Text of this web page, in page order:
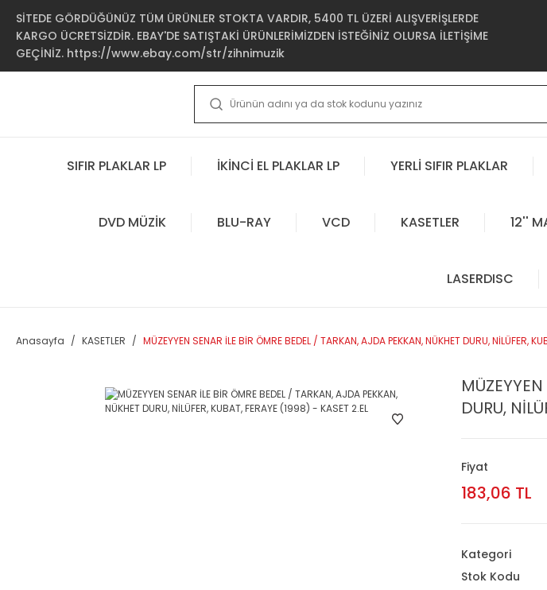
SİTEDE GÖRDÜĞÜNÜZ TÜM ÜRÜNLER STOKTA VARDIR, 5400 TL ÜZERİ ALIŞVERİŞLERDE
KARGO ÜCRETSİZDİR. EBAY'DE SATIŞTAKİ ÜRÜNLERİMİZDEN İSTEĞİNİZ OLURSA İLETİŞİME
GEÇİNİZ. https://www.ebay.com/str/zihnimuzik
SIFIR PLAKLAR LP İKİNCİ EL PLAKLAR LP YERLİ SIFIR PLAKLAR
DVD MÜZİK BLU-RAY VCD KASETLER 12''
LASERDISC
Anasayfa KASETLER MÜZEYYEN SENAR İLE BİR ÖMRE BEDEL / TARKAN, AJDA PEKKAN, NÜKHET DURU, NİLÜFER,
DURU,
Fiyat
183,06 TL
Kategori
Stok Kodu